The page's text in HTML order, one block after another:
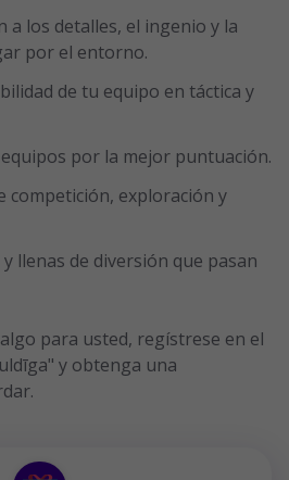
a los detalles, el ingenio y la
por el entorno.
de tu equipo en táctica y
por la mejor puntuación.
competición, exploración y
llenas de diversión que pasan
para usted, regístrese en el
y obtenga una